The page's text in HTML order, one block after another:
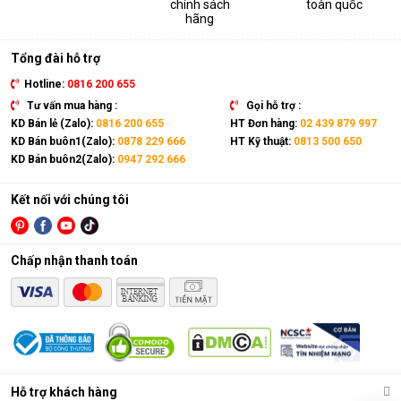
thiết bị. Sản phẩm có kích thước gọn nhẹ, kết hợp cùng bánh
xe và tay cầm nên có thể dễ dàng di chuyển tới mọi vị trí trong
Điều hòa di động là gì?
Các chức năng chính của máy bao gồm: Làm lạnh, quạt gió,
chính sách
hãng
toàn quốc
Tổng đài hỗ trợ
Hotline: 0816 200 655
Tư vấn mua hàng :
KD Bán lẻ (Zalo): 0816 200 655
KD Bán buôn1(Zalo): 0878 229 666
KD Bán buôn2(Zalo): 0947 292 666
Gọi hỗ trợ :
HT Đơn hàng: 02 439 879 997
HT Kỹ thuật: 0813 500 650
Hỗ trợ khách hàng
Kết nối với chúng tôi
Chấp nhận thanh toán